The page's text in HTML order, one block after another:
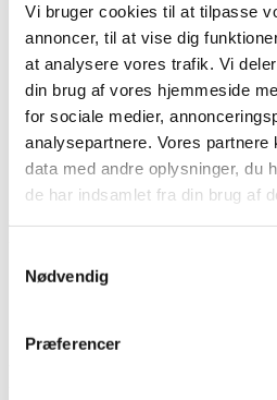
Vi bruger cookies til at tilpasse
annoncer, til at vise dig
at analysere vores trafik. Vi
din brug af vores hjemmeside
for sociale medier,
analysepartnere. Vores partnere
data med andre oplysninger, du
de har indsamlet fra din brug af
Nødvendig
Præferencer
Fra satellitdata af
efterafgrøden til